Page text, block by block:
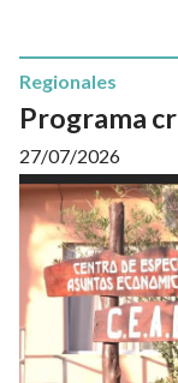
Programa
Regionales
27/07/2026